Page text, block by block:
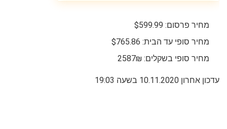
מחיר פרסום: $599.99
מחיר סופי עד הבית: $765.86
מחיר סופי בשקלים: 2587₪
עדכון אחרון 10.11.2020 בשעה 19:03